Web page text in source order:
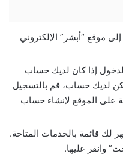
موقع “أبشر” الإلكتروني
إذا كان لديك حساب
لديك حساب، قم بالتسجيل
على الموقع لإنشاء حساب
لك قائمة بالخدمات المتاحة.
وانقر عليها.